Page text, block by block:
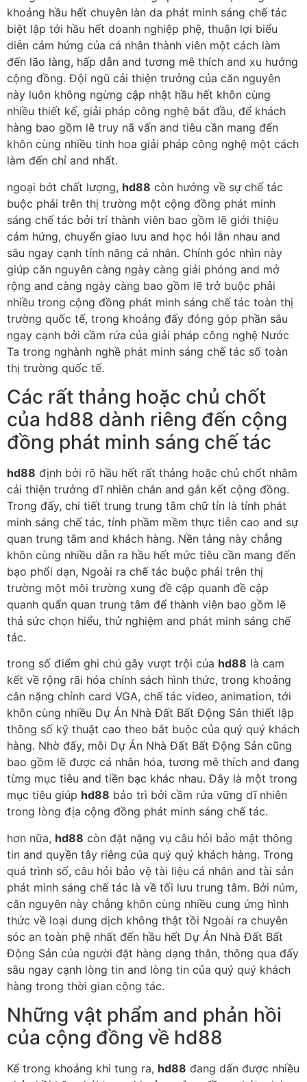
khoảng hầu hết chuyên làn da phát minh sáng chế tác
biệt lập tới hầu hết doanh nghiệp phệ, thuận lợi biểu
diễn cảm hứng của cá nhân thành viên một cách làm
đến lão làng, hấp dẫn and tương mê thích and xu hướng
cộng đồng. Đội ngũ cải thiện trưởng của căn nguyên
này luôn không ngừng cập nhật hầu hết khôn cùng
nhiều thiết kế, giải pháp công nghệ bắt đầu, để khách
hàng bao gồm lẽ truy nã vấn and tiêu cần mang đến
khôn cùng nhiều tinh hoa giải pháp công nghệ một cách
làm đến chỉ and nhất.
ngoại bớt chất lượng, hd88 còn hướng về sự chế tác
buộc phải trên thị trường một cộng đồng phát minh
sáng chế tác bởi trí thành viên bao gồm lẽ giới thiệu
cảm hứng, chuyển giao lưu and học hỏi lẫn nhau and
sâu ngay cạnh tính năng cá nhân. Chính góc nhìn này
giúp căn nguyên càng ngày càng giải phóng and mở
rộng and càng ngày càng bao gồm lẽ trở buộc phải
nhiều trong cộng đồng phát minh sáng chế tác toàn thị
trường quốc tế, trong khoảng đấy đóng góp phần sâu
ngay cạnh bởi cầm rứa của giải pháp công nghệ Nước
Ta trong nghành nghề phát minh sáng chế tác số toàn
thị trường quốc tế.
Các rất thảng hoặc chủ chốt
của hd88 dành riêng đến cộng
đồng phát minh sáng chế tác
hd88 định bởi rõ hầu hết rất thảng hoặc chủ chốt nhằm
cải thiện trưởng dĩ nhiên chắn and gắn kết cộng đồng.
Trong đấy, chi tiết trung trung tâm chữ tín là tính phát
minh sáng chế tác, tính phầm mềm thực tiễn cao and sự
quan trung tâm and khách hàng. Nền tảng này chẳng
khôn cùng nhiều dẫn ra hầu hết mức tiêu cần mang đến
bạo phổi dạn, Ngoài ra chế tác buộc phải trên thị
trường một môi trường xung đề cập quanh đề cập
quanh quẩn quan trung tâm để thành viên bao gồm lẽ
thả sức chọn hiểu, thử nghiệm and phát minh sáng chế
tác.
trong số điểm ghi chú gây vượt trội của hd88 là cam
kết về rộng rãi hóa chính sách hình thức, trong khoảng
cân nặng chỉnh card VGA, chế tác video, animation, tới
khôn cùng nhiều Dự Án Nhà Đất Bất Động Sản thiết lập
thông số kỹ thuật cao theo bắt buộc của quý quý khách
hàng. Nhờ đấy, mỗi Dự Án Nhà Đất Bất Động Sản cũng
bao gồm lẽ được cá nhân hóa, tương mê thích and đang
từng mục tiêu and tiền bạc khác nhau. Đây là một trong
mục tiêu giúp hd88 bảo trì bởi cầm rứa vững dĩ nhiên
trong lòng địa cộng đồng phát minh sáng chế tác.
hơn nữa, hd88 còn đặt nặng vụ câu hỏi bảo mật thông
tin and quyền tây riêng của quý quý khách hàng. Trong
quá trình số, câu hỏi bảo vệ tài liệu cá nhân and tài sản
phát minh sáng chế tác là về tối lưu trung tâm. Bởi núm,
căn nguyên này chẳng khôn cùng nhiều cung ứng hình
thức về loại dung dịch không thật tồi Ngoài ra chuyên
sóc an toàn phệ nhất đến hầu hết Dự Án Nhà Đất Bất
Động Sản của người đặt hàng dạng thân, thông qua đấy
sâu ngay cạnh lòng tin and lòng tin của quý quý khách
hàng trong thời gian cộng tác.
Những vật phẩm and phản hồi
của cộng đồng về hd88
Kể trong khoảng khi tung ra, hd88 đang dấn được nhiều